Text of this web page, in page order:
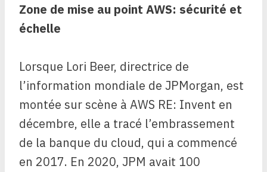
Zone de mise au point AWS: sécurité et
échelle
Lorsque Lori Beer, directrice de
l’information mondiale de JPMorgan, est
montée sur scène à AWS RE: Invent en
décembre, elle a tracé l’embrassement
de la banque du cloud, qui a commencé
en 2017. En 2020, JPM avait 100